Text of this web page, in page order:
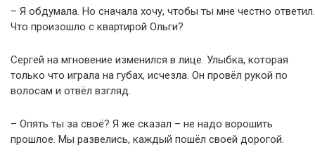
– Я обдумала. Но сначала хочу, чтобы ты мне честно ответил.
Что произошло с квартирой Ольги?
Сергей на мгновение изменился в лице. Улыбка, которая
только что играла на губах, исчезла. Он провёл рукой по
волосам и отвёл взгляд.
– Опять ты за своё? Я же сказал – не надо ворошить
прошлое. Мы развелись, каждый пошёл своей дорогой.